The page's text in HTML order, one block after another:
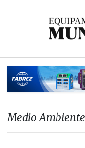
Medio Ambiente